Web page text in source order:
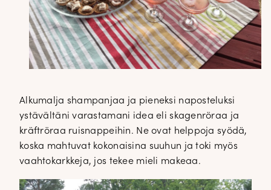
Alkumalja shampanjaa ja pieneksi naposteluksi
ystävältäni varastamani idea eli skagenröraa ja
kräftröraa ruisnappeihin. Ne ovat helppoja syödä,
koska mahtuvat kokonaisina suuhun ja toki myös
vaahtokarkkeja, jos tekee mieli makeaa.